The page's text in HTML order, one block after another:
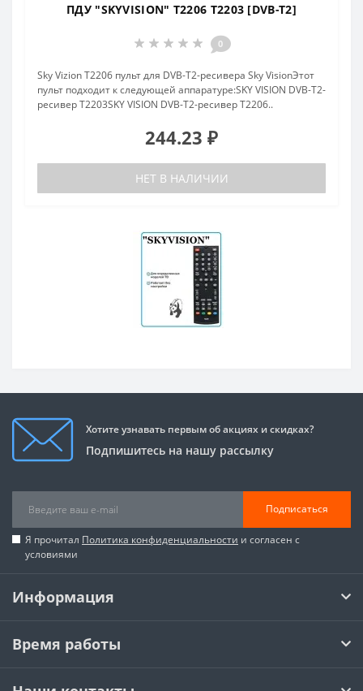
ПДУ "SKYVISION" T2206 T2203 [DVB-T2]
0
Sky Vizion T2206 пульт для DVB-T2-ресивера Sky VisionЭтот
пульт подходит к следующей аппаратуре:SKY VISION DVB-T2-
ресивер T2203SKY VISION DVB-T2-ресивер T2206..
244.23 ₽
НЕТ В НАЛИЧИИ
Хотите узнавать первым об акциях и скидках?
Подпишитесь на нашу рассылку
Подписаться
Я прочитал Политика конфиденциальности и согласен с
условиями
Информация
Время работы